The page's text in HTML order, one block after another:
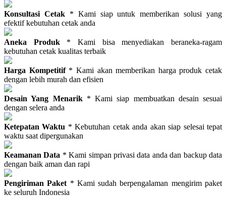
Konsultasi Cetak* Kami siap untuk memberikan solusi yang
efektif kebutuhan cetak anda
Aneka Produk * Kami bisa menyediakan beraneka-ragam
kebutuhan cetak kualitas terbaik
Harga Kompetitif* Kami akan memberikan harga produk cetak
dengan lebih murah dan efisien
Desain Yang Menarik* Kami siap membuatkan desain sesuai
dengan selera anda
Ketepatan Waktu * Kebutuhan cetak anda akan siap selesai tepat
waktu saat dipergunakan
Keamanan Data * Kami simpan privasi data anda dan backup data
dengan baik aman dan rapi
Pengiriman Paket * Kami sudah berpengalaman mengirim paket
ke seluruh Indonesia